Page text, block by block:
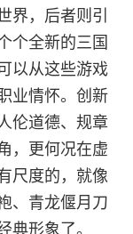
界，后者则引
个全新的三国
以从这些游戏
业情怀。创新
伦道德、规章
，更何况在虚
尺度的，就像
、青龙偃月刀
典形象了。